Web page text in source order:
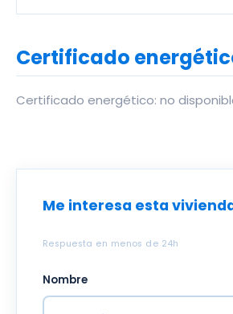
Certificado
Certificado energético: no
Me interesa esta
Respuesta en menos de 24h
Nombre